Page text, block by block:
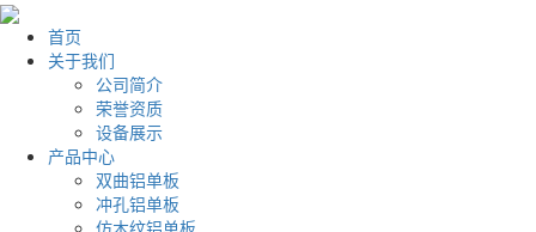
首页
关于我们
公司简介
荣誉资质
设备展示
产品中心
双曲铝单板
冲孔铝单板